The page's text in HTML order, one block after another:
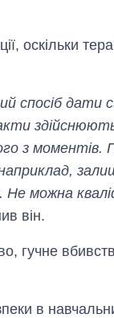
оскільки
дати
з моментів.
Не можна
він.
гучне
в